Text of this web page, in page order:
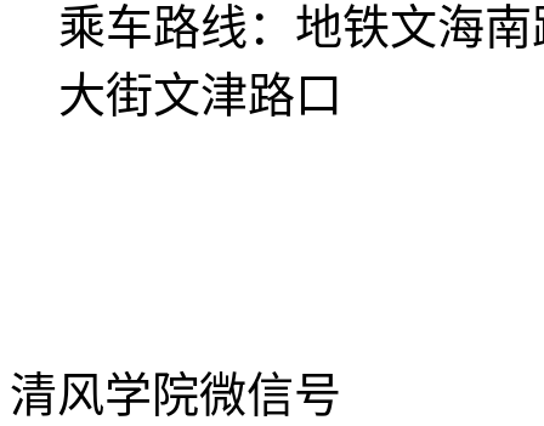
乘车路线： 地铁文海
大街文津路口
清风学院微信号